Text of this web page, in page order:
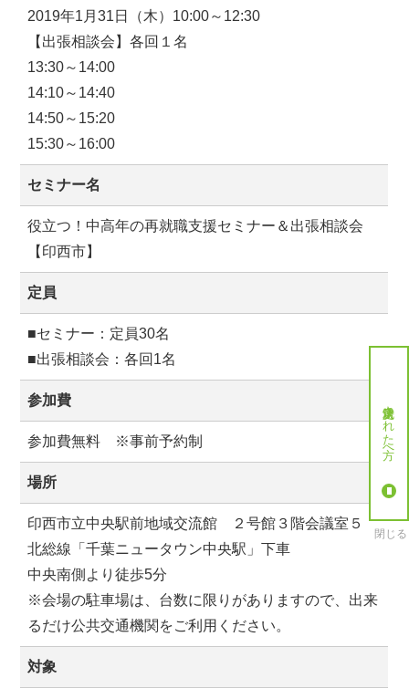
2019年1月31日（木）10:00～12:30
【出張相談会】各回１名
13:30～14:00
14:10～14:40
14:50～15:20
15:30～16:00
セミナー名
役立つ！中高年の再就職支援セミナー＆出張相談会
【印西市】
定員
■セミナー：定員30名
■出張相談会：各回1名
参加費
参加費無料 ※事前予約制
場所
印西市立中央駅前地域交流館 ２号館３階会議室５
北総線「千葉ニュータウン中央駅」下車
中央南側より徒歩5分
※会場の駐車場は、台数に限りがありますので、出来
るだけ公共交通機関をご利用ください。
対象
就労決定された方へ
閉じる